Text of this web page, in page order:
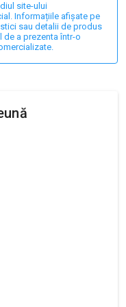
site-ului
Informațiile afișate pe
sau detalii de produs
a prezenta într-o